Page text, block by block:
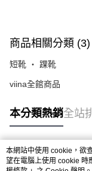
商品相關分類 (3)
短靴 ‧ 踝靴
viina全館商品
本分類熱銷全站
熱門標籤
本網站中使用 cookie，欲
望在電腦上使用 cookie 時